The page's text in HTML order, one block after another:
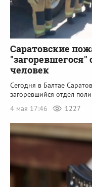
Саратовские
"загоревшегося"
человек
Сегодня в Балтае
загоревшийся отдел
4 мая 17:46
1227